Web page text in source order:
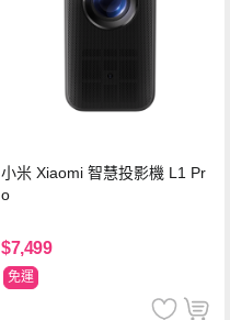
小米 Xiaomi 智慧投影機 L1 Pr
o
$7,499
免運